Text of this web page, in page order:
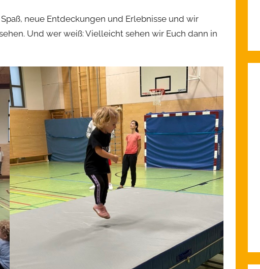
neue Entdeckungen und Erlebnisse und wir
Und wer weiß: Vielleicht sehen wir Euch dann in